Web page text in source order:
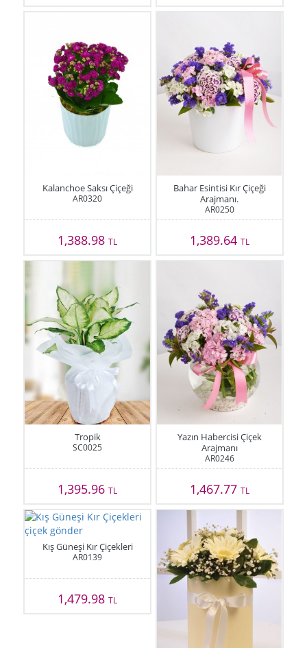
Kalanchoe Saksı Çiçeği
AR0320
1,388.98TL
Bahar Esintisi Kır Çiçeği
Arajmanı.
AR0250
1,389.64 TL
Tropik
SC0025
1,395.96TL
Yazın Habercisi Çiçek
Arajmanı
AR0246
1,467.77 TL
Kış Güneşi Kır Çiçekleri
AR0139
1,479.98TL